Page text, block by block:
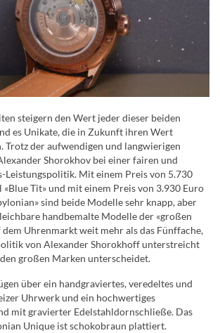
steigern den Wert jeder dieser beiden
es Unikate, die in Zukunft ihren Wert
Trotz der aufwendigen und langwierigen
Shorokhov bei einer fairen und
Leistungspolitik. Mit einem Preis von 5.730
Tit» und mit einem Preis von 3.930 Euro
sind beide Modelle sehr knapp, aber
handbemalte Modelle der «großen
dem Uhrenmarkt weit mehr als das Fünffache,
von Alexander Shorokhoff unterstreicht
großen Marken unterscheidet.
über ein handgraviertes, veredeltes und
Uhrwerk und ein hochwertiges
mit gravierter Edelstahldornschließe. Das
Unique ist schokobraun plattiert.